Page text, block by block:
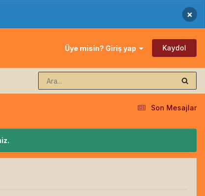
×
Üye misin? Giriş yap Kaydol
Son Mesajlar